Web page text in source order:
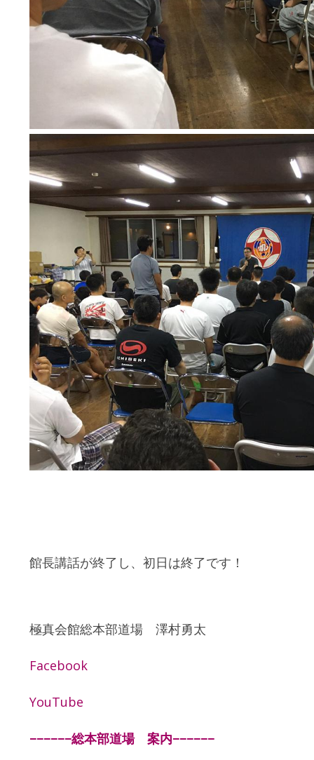
館長講話が終了し、初日は終了です！
極真会館総本部道場 澤村勇太
Facebook
YouTube
−−−−−−総本部道場 案内−−−−−−